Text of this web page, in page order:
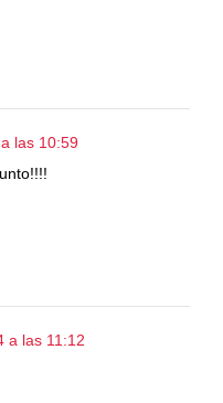
las 10:59
a las 11:12